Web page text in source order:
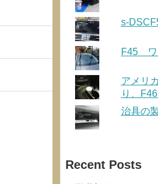
s-
F45 ワ
アメリ
り、
治具の
Recent Posts